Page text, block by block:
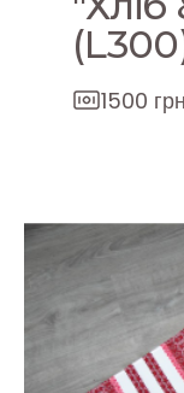
1500